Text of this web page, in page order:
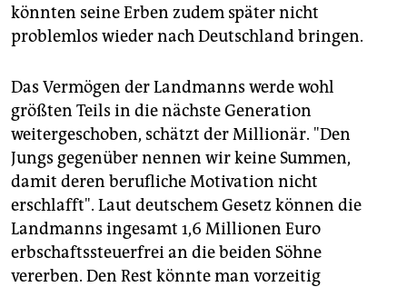
könnten seine Erben zudem später nicht
problemlos wieder nach Deutschland bringen.
Das Vermögen der Landmanns werde wohl
größten Teils in die nächste Generation
weitergeschoben, schätzt der Millionär. "Den
Jungs gegenüber nennen wir keine Summen,
damit deren berufliche Motivation nicht
erschlafft". Laut deutschem Gesetz können die
Landmanns ingesamt 1,6 Millionen Euro
erbschaftssteuerfrei an die beiden Söhne
vererben. Den Rest könnte man vorzeitig